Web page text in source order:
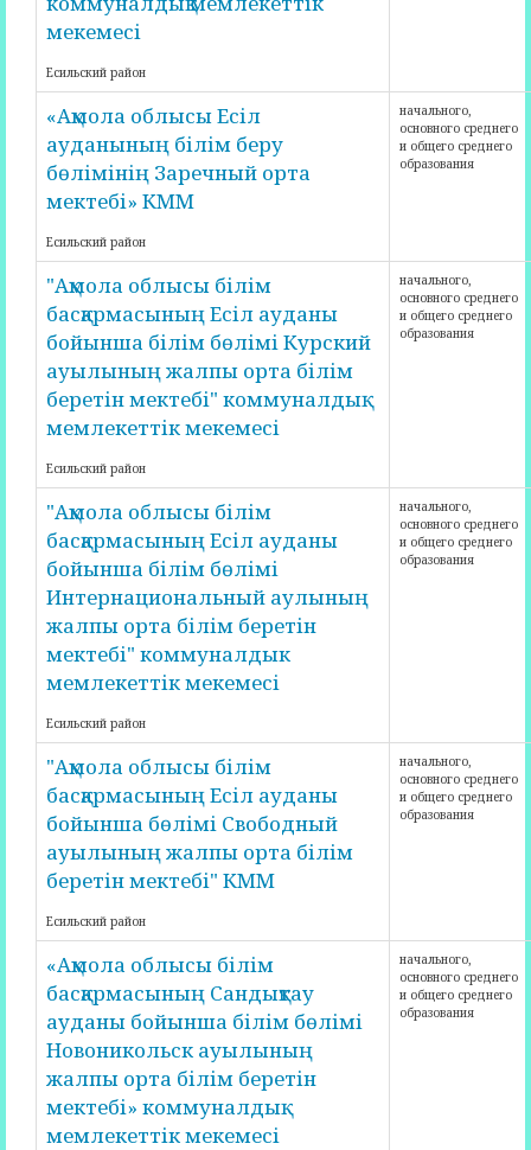
мекемесі
Есильский район
«Ақмола облысы Есіл
ауданының білім беру
бөлімінің Заречный орта
мектебі» КММ
Есильский район
начального,
основного среднего
и общего среднего
образования
"Ақмола облысы білім
басқармасының Есіл ауданы
бойынша білім бөлімі Курский
ауылының жалпы орта білім
беретін мектебі" коммуналдық
мемлекеттік мекемесі
Есильский район
начального,
основного среднего
и общего среднего
образования
"Ақмола облысы білім
басқармасының Есіл ауданы
бойынша білім бөлімі
Интернациональный аулының
жалпы орта білім беретін
мектебі" коммуналдык
мемлекеттік мекемесі
Есильский район
начального,
основного среднего
и общего среднего
образования
"Ақмола облысы білім
басқармасының Есіл ауданы
бойынша бөлімі Свободный
ауылының жалпы орта білім
беретін мектебі" КММ
Есильский район
начального,
основного среднего
и общего среднего
образования
«Ақмола облысы білім
басқармасының Сандықтау
ауданы бойынша білім бөлімі
Новоникольск ауылының
жалпы орта білім беретін
мектебі» коммуналдық
мемлекеттік мекемесі
начального,
основного среднего
и общего среднего
образования